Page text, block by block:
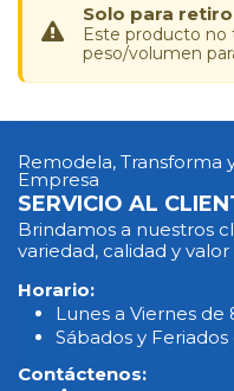
Solo para
Este producto no
peso/volumen
Remodela, Transforma
Empresa
SERVICIO AL
Brindamos a nuestros
variedad, calidad y
Horario:
Lunes a Viernes de
Sábados y
Contáctenos: